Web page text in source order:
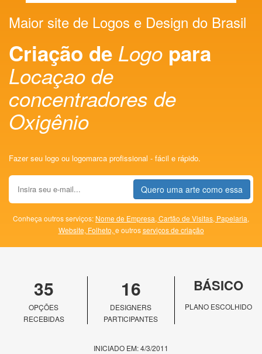
Maior site de Logos e Design do Brasil
Criação de Logo para
Locaçao de
concentradores de
Oxigênio
Fazer seu logo ou logomarca profissional - fácil e rápido.
Quero uma arte como essa
Conheça outros serviços: Nome de Empresa, Cartão de Visitas, Papelaria,
Website, Folheto, e outrosserviços de criação
35
OPÇÕES
RECEBIDAS
16
DESIGNERS
PARTICIPANTES
BÁSICO
PLANO ESCOLHIDO
INICIADO EM: 4/3/2011